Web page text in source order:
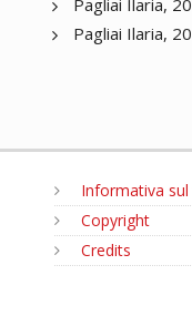
Pagliai Ilaria,
Pagliai Ilaria,
Informativa
Copyright
Credits